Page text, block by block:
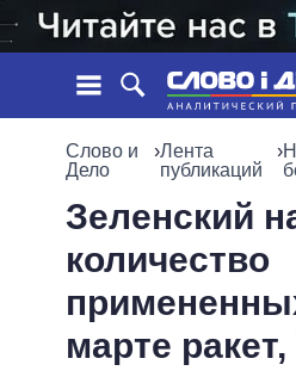
СТАТЬИ
МНЕНИЯ
ОБЗОРЫ
ВСЕ ПОЛИТИКИ
ПРЕЗИДЕНТ И ОФИС
Слово и
Дело
›Лента
публикаций
›
Зеленский
количество
марте